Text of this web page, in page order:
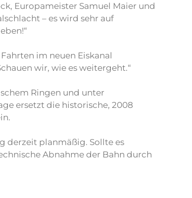
Europameister Samuel Maier und
– es wird sehr auf
im neuen Eiskanal
wir, wie es weitergeht.“
Ringen und unter
ersetzt die historische, 2008
derzeit planmäßig. Sollte es
Abnahme der Bahn durch